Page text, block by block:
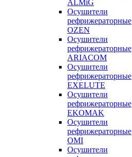
ALMiG
Осушители
рефрижераторные
OZEN
Осушители
рефрижераторные
ARIACOM
Осушители
рефрижераторные
EXELUTE
Осушители
рефрижераторные
EKOMAK
Осушители
рефрижераторные
OMI
Осушители